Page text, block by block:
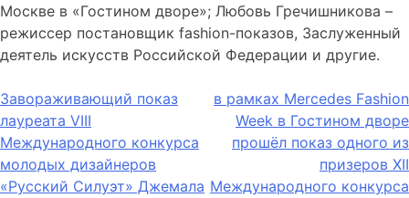
Москве в «Гостином дворе»; Любовь Гречишникова –
режиссер постановщик fashion-показов, Заслуженный
деятель искусств Российской Федерации и другие.
Навигация
по
записям
Завораживающий показ
лауреата VIII
Международного конкурса
молодых дизайнеров
«Русский Силуэт» Джемала
в рамках Mercedes Fashion
Week в Гостином дворе
прошёл показ одного из
призеров XII
Международного конкурса